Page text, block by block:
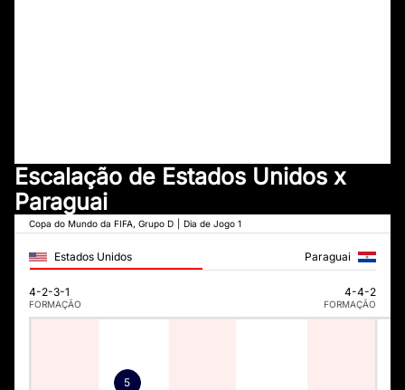
Escalação de Estados Unidos x
Paraguai
Copa do Mundo da FIFA, Grupo D Dia de Jogo 1
Estados Unidos Paraguai
4-2-3-1
FORMAÇÃO
4-4-2
FORMAÇÃO
5